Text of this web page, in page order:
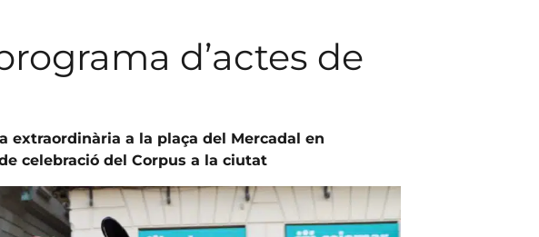
d’actes de
extraordinària a la plaça del Mercadal en
celebració del Corpus a la ciutat